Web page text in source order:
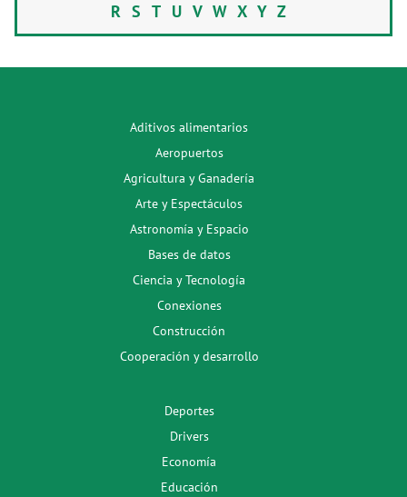
R S T U V W X Y Z
Aditivos alimentarios
Aeropuertos
Agricultura y Ganadería
Arte y Espectáculos
Astronomía y Espacio
Bases de datos
Ciencia y Tecnología
Conexiones
Construcción
Cooperación y desarrollo
Deportes
Drivers
Economía
Educación